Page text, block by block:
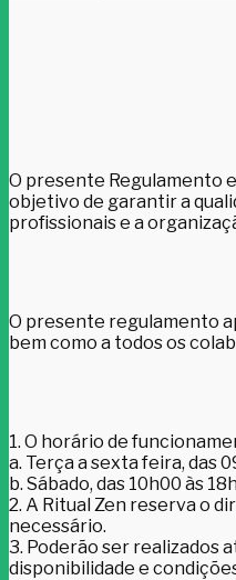
O presente Regulamento
objetivo de garantir a
profissionais e a
O presente regulamento
bem como a todos os
1. O horário de
a. Terça a sexta feira, das
b. Sábado, das 10h00 às
2. A Ritual Zen reserva o
necessário.
3. Poderão ser realizados
disponibilidade e